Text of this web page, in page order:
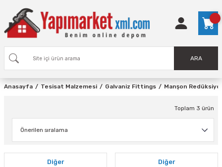
ARA
Anasayfa Tesisat Malzemesi Galvaniz Fittings Manşon
Toplam 3 ürün
Diğer Diğer